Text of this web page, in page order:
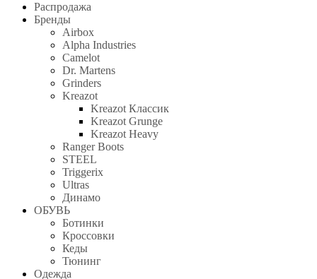
Распродажа
Бренды
Airbox
Alpha Industries
Camelot
Dr. Martens
Grinders
Kreazot
Kreazot Классик
Kreazot Grunge
Kreazot Heavy
Ranger Boots
STEEL
Triggerix
Ultras
Динамо
ОБУВЬ
Ботинки
Кроссовки
Кеды
Тюнинг
Одежда